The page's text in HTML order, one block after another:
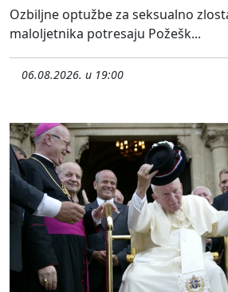
Ozbiljne optužbe za seksualno
maloljetnika potresaju Požešk...
06.08.2026. u 19:00